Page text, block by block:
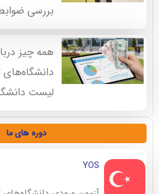
بررسی
همه چیز
لیست
دوره های ما
YOS